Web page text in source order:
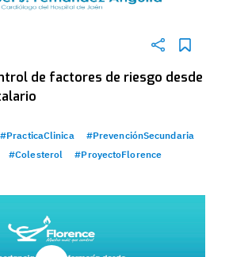
de factores de riesgo desde
#PracticaClinica
#PrevenciónSecundaria
#Colesterol #ProyectoFlorence